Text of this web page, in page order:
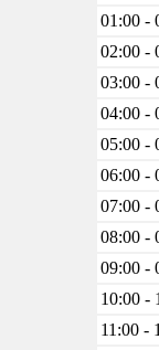
01:00 -
02:00 -
03:00 -
04:00 -
05:00 -
06:00 -
07:00 -
08:00 -
09:00 -
10:00 -
11:00 -